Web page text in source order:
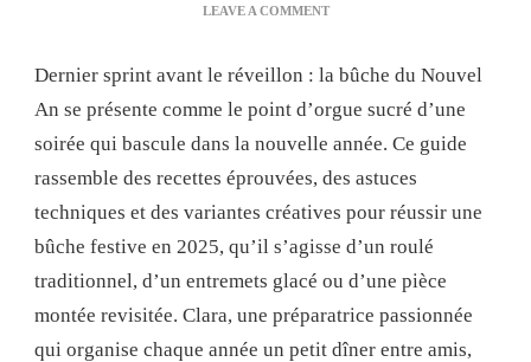
LEAVE A COMMENTON
AN
GUIDE
COMPLET
RÉUSSIR
LA
FESTIVE
EN
Dernier sprint avant le réveillon : la bûche du Nouvel
An se présente comme le point d’orgue sucré d’une
soirée qui bascule dans la nouvelle année. Ce guide
rassemble des recettes éprouvées, des astuces
techniques et des variantes créatives pour réussir une
bûche festive en 2025, qu’il s’agisse d’un roulé
traditionnel, d’un entremets glacé ou d’une pièce
montée revisitée. Clara, une préparatrice passionnée
qui organise chaque année un petit dîner entre amis,